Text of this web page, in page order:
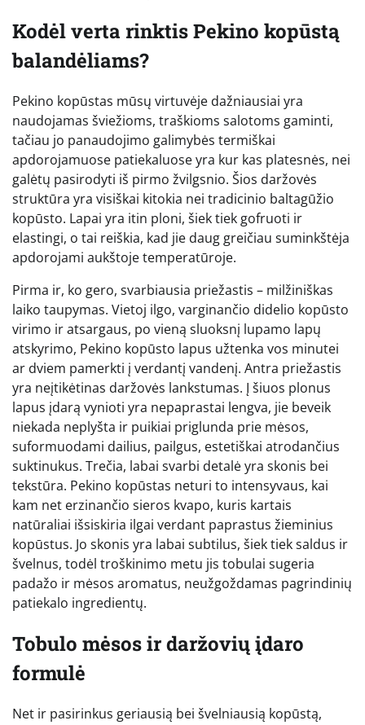
Kodėl verta rinktis Pekino kopūstą
balandėliams?
Pekino kopūstas mūsų virtuvėje dažniausiai yra
naudojamas šviežioms, traškioms salotoms gaminti,
tačiau jo panaudojimo galimybės termiškai
apdorojamuose patiekaluose yra kur kas platesnės, nei
galėtų pasirodyti iš pirmo žvilgsnio. Šios daržovės
struktūra yra visiškai kitokia nei tradicinio baltagūžio
kopūsto. Lapai yra itin ploni, šiek tiek gofruoti ir
elastingi, o tai reiškia, kad jie daug greičiau suminkštėja
apdorojami aukštoje temperatūroje.
Pirma ir, ko gero, svarbiausia priežastis – milžiniškas
laiko taupymas. Vietoj ilgo, varginančio didelio kopūsto
virimo ir atsargaus, po vieną sluoksnį lupamo lapų
atskyrimo, Pekino kopūsto lapus užtenka vos minutei
ar dviem pamerkti į verdantį vandenį. Antra priežastis
yra neįtikėtinas daržovės lankstumas. Į šiuos plonus
lapus įdarą vynioti yra nepaprastai lengva, jie beveik
niekada neplyšta ir puikiai priglunda prie mėsos,
suformuodami dailius, pailgus, estetiškai atrodančius
suktinukus. Trečia, labai svarbi detalė yra skonis bei
tekstūra. Pekino kopūstas neturi to intensyvaus, kai
kam net erzinančio sieros kvapo, kuris kartais
natūraliai išsiskiria ilgai verdant paprastus žieminius
kopūstus. Jo skonis yra labai subtilus, šiek tiek saldus ir
švelnus, todėl troškinimo metu jis tobulai sugeria
padažo ir mėsos aromatus, neužgoždamas pagrindinių
patiekalo ingredientų.
Tobulo mėsos ir daržovių įdaro
formulė
Net ir pasirinkus geriausią bei švelniausią kopūstą,